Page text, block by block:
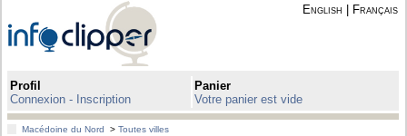
English Français
Profil
Connexion - Inscription
Panier
Votre panier est vide
Macédoine du Nord >Toutes villes